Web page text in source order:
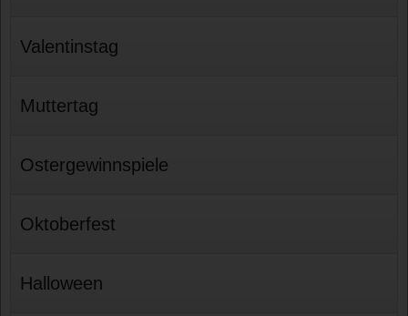
Valentinstag
Muttertag
Ostergewinnspiele
Oktoberfest
Halloween